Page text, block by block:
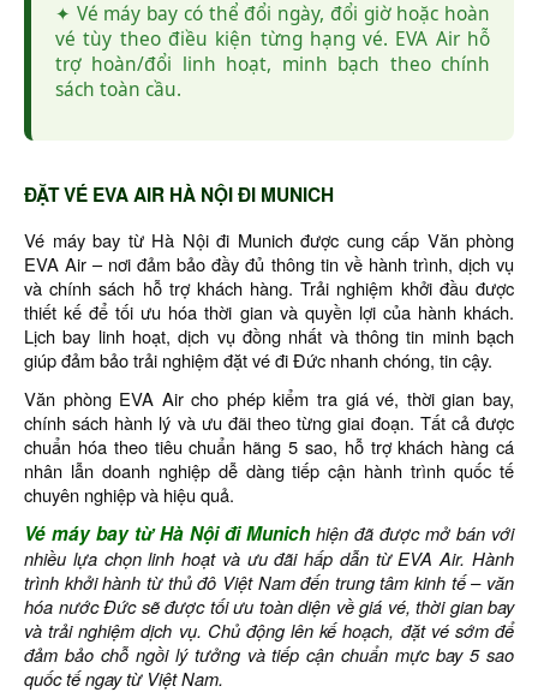
✦ Vé máy bay có thể đổi ngày, đổi giờ hoặc hoàn
vé tùy theo điều kiện từng hạng vé. EVA Air hỗ
trợ hoàn/đổi linh hoạt, minh bạch theo chính
sách toàn cầu.
ĐẶT VÉ EVA AIR HÀ NỘI ĐI MUNICH
Vé máy bay từ Hà Nội đi Munich được cung cấp Văn phòng
EVA Air – nơi đảm bảo đầy đủ thông tin về hành trình, dịch vụ
và chính sách hỗ trợ khách hàng. Trải nghiệm khởi đầu được
thiết kế để tối ưu hóa thời gian và quyền lợi của hành khách.
Lịch bay linh hoạt, dịch vụ đồng nhất và thông tin minh bạch
giúp đảm bảo trải nghiệm đặt vé đi Đức nhanh chóng, tin cậy.
Văn phòng EVA Air cho phép kiểm tra giá vé, thời gian bay,
chính sách hành lý và ưu đãi theo từng giai đoạn. Tất cả được
chuẩn hóa theo tiêu chuẩn hãng 5 sao, hỗ trợ khách hàng cá
nhân lẫn doanh nghiệp dễ dàng tiếp cận hành trình quốc tế
chuyên nghiệp và hiệu quả.
Vé máy bay từ Hà Nội đi Munich hiện đã được mở bán với
nhiều lựa chọn linh hoạt và ưu đãi hấp dẫn từ EVA Air. Hành
trình khởi hành từ thủ đô Việt Nam đến trung tâm kinh tế – văn
hóa nước Đức sẽ được tối ưu toàn diện về giá vé, thời gian bay
và trải nghiệm dịch vụ. Chủ động lên kế hoạch, đặt vé sớm để
đảm bảo chỗ ngồi lý tưởng và tiếp cận chuẩn mực bay 5 sao
quốc tế ngay từ Việt Nam.